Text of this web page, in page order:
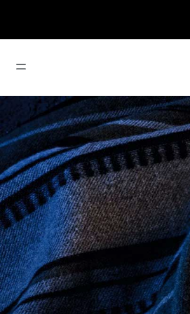
TERMOS MAIS BUSCADOS
º dior forever
dior addict
3º maquiagem
4 º miss dior
5º perfume